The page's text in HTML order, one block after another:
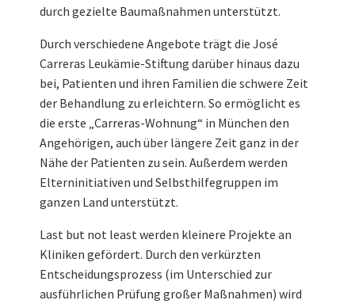
durch gezielte Baumaßnahmen unterstützt.
Durch verschiedene Angebote trägt die José
Carreras Leukämie-Stiftung darüber hinaus dazu
bei, Patienten und ihren Familien die schwere Zeit
der Behandlung zu erleichtern. So ermöglicht es
die erste „Carreras-Wohnung“ in München den
Angehörigen, auch über längere Zeit ganz in der
Nähe der Patienten zu sein. Außerdem werden
Elterninitiativen und Selbsthilfegruppen im
ganzen Land unterstützt.
Last but not least werden kleinere Projekte an
Kliniken gefördert. Durch den verkürzten
Entscheidungsprozess (im Unterschied zur
ausführlichen Prüfung großer Maßnahmen) wird